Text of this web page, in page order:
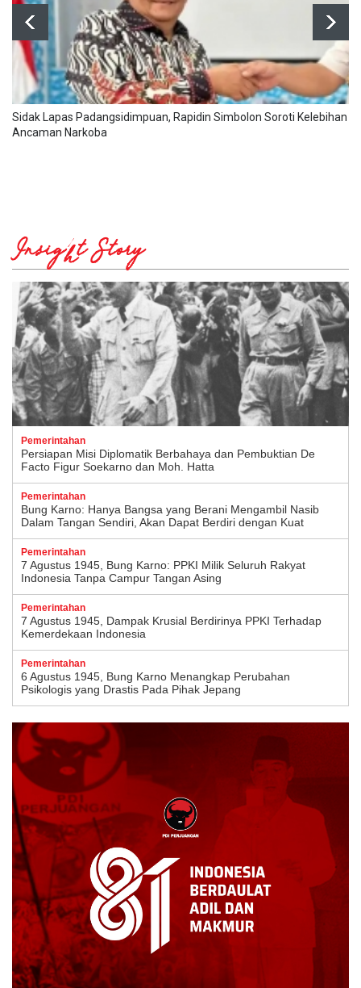
Sidak Lapas Padangsidimpuan, Rapidin Simbolon Soroti Kelebihan
Ancaman Narkoba
Insight Story
Pemerintahan
Persiapan Misi Diplomatik Berbahaya dan Pembuktian De
Facto Figur Soekarno dan Moh. Hatta
Pemerintahan
Bung Karno: Hanya Bangsa yang Berani Mengambil Nasib
Dalam Tangan Sendiri, Akan Dapat Berdiri dengan Kuat
Pemerintahan
7 Agustus 1945, Bung Karno: PPKI Milik Seluruh Rakyat
Indonesia Tanpa Campur Tangan Asing
Pemerintahan
7 Agustus 1945, Dampak Krusial Berdirinya PPKI Terhadap
Kemerdekaan Indonesia
Pemerintahan
6 Agustus 1945, Bung Karno Menangkap Perubahan
Psikologis yang Drastis Pada Pihak Jepang